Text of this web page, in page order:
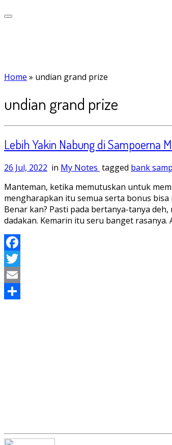
Home » undian grand prize
undian grand prize
Lebih Yakin Nabung di Sampoerna
26 Jul, 2022 in My Notes tagged bank
Manteman, ketika memutuskan untuk
mengharapkan itu semua serta bonus
Benar kan? Pasti pada bertanya-tanya
dadakan. Kemarin itu seru banget
Facebook
Twitter
Email